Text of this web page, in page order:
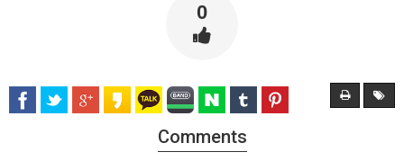
0
Comments